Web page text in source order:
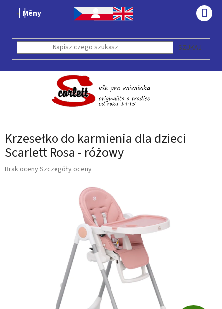
Měny
SZUKAJ
Krzesełko do karmienia dla dzieci
Scarlett Rosa - różowy
Średnia
Brak ocenySzczegóły oceny